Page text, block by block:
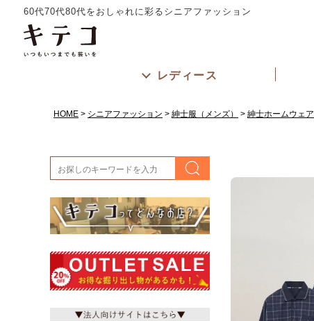
60代70代80代をおしゃれに彩るシニアファッション
レディース
HOME シニアファッション 紳士服（メンズ） 紳士ホームウェア